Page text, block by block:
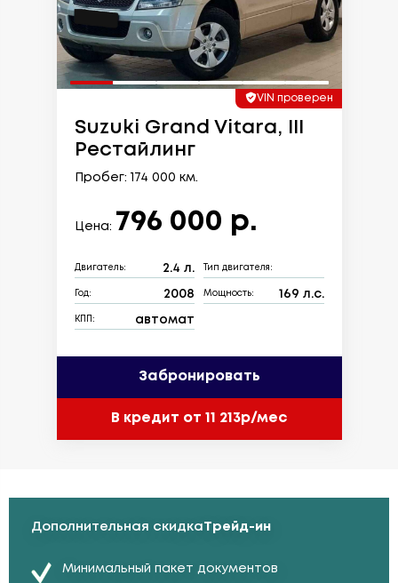
VIN проверен
Suzuki Grand Vitara, III
Рестайлинг
Пробег: 174 000 км.
Цена: 796 000 р.
Двигатель: 2.4 л. Тип двигателя:
Год: 2008 Мощность: 169 л.с.
КПП: автомат
Забронировать
В кредит от 11 213р/мес
Дополнительная скидкаТрейд-ин
Минимальный пакет документов